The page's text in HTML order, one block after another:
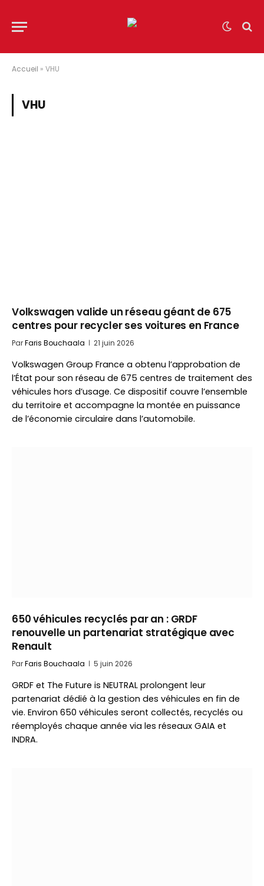
Accueil » VHU
VHU
Volkswagen valide un réseau géant de 675
centres pour recycler ses voitures en France
ParFaris Bouchaala 21 juin 2026
Volkswagen Group France a obtenu l’approbation de
l’État pour son réseau de 675 centres de traitement des
véhicules hors d’usage. Ce dispositif couvre l’ensemble
du territoire et accompagne la montée en puissance
de l’économie circulaire dans l’automobile.
650 véhicules recyclés par an : GRDF
renouvelle un partenariat stratégique avec
Renault
ParFaris Bouchaala 5 juin 2026
GRDF et The Future is NEUTRAL prolongent leur
partenariat dédié à la gestion des véhicules en fin de
vie. Environ 650 véhicules seront collectés, recyclés ou
réemployés chaque année via les réseaux GAIA et
INDRA.